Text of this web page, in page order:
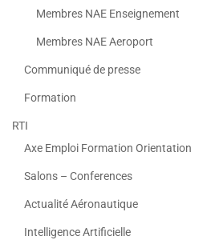
Membres NAE Enseignement
Membres NAE Aeroport
Communiqué de presse
Formation
RTI
Axe Emploi Formation Orientation
Salons – Conferences
Actualité Aéronautique
Intelligence Artificielle